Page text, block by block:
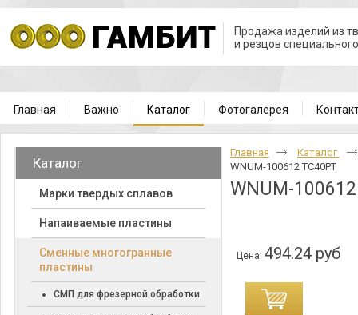
Продажа изделий из
и резцов
Главная Важно Каталог Фотогалерея
Каталог
Марки твердых сплавов
Напаиваемые пластины
Cменные многогранные
пластины
СМП для фрезерной обработки
Главная
Каталог
WNUM-100612 TC40PT
WNUM-
Цена:494.24 руб